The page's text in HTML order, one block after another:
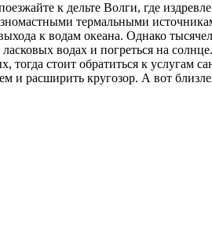
к дельте Волги, где
термальными
к водам океана. Однако
водах и погреться на
стоит обратиться к услугам
и расширить кругозор. А вот